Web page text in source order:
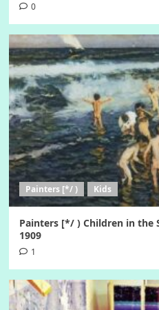
0
Painters [*/ ) Kids
Painters [*/ ) Children in the
1909
1